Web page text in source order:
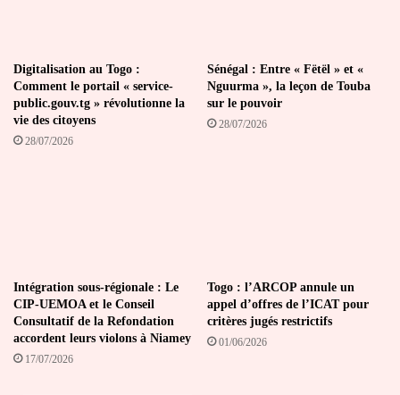
Digitalisation au Togo :
Comment le portail « service-
public.gouv.tg » révolutionne la
vie des citoyens
28/07/2026
Sénégal : Entre « Fëtël » et «
Nguurma », la leçon de Touba
sur le pouvoir
28/07/2026
Intégration sous-régionale : Le
CIP-UEMOA et le Conseil
Consultatif de la Refondation
accordent leurs violons à Niamey
17/07/2026
Togo : l’ARCOP annule un
appel d’offres de l’ICAT pour
critères jugés restrictifs
01/06/2026